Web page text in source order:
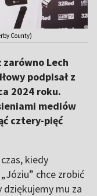
County)
Lech
podpisał z
2024 roku.
mediów
cztery-pięć
kiedy
chce zrobić
mu za